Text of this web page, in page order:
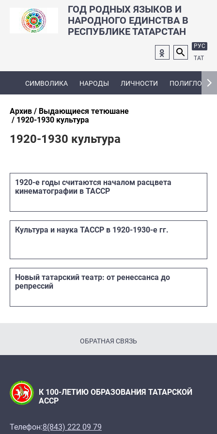
ГОД РОДНЫХ ЯЗЫКОВ И
НАРОДНОГО ЕДИНСТВА В
РЕСПУБЛИКЕ ТАТАРСТАН
РУС
ТАТ
СИМВОЛИКА НАРОДЫ ЛИЧНОСТИ ПОЛИГЛОТ
Архив
Выдающиеся тетюшане
1920-1930 культура
1920-1930 культура
1920-е годы считаются началом расцвета
кинематографии в ТАССР
Культура и наука ТАССР в 1920-1930-е гг.
Новый татарский театр: от ренессанса до
репрессий
ОБРАТНАЯ СВЯЗЬ
К 100-ЛЕТИЮ ОБРАЗОВАНИЯ ТАТАРСКОЙ
АССР
Телефон:8(843) 222 09 79